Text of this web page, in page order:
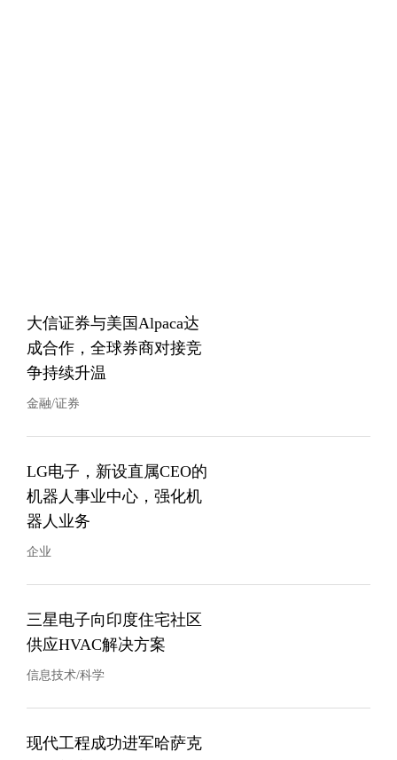
大信证券与美国Alpaca达
成合作，全球券商对接竞
争持续升温
金融/证券
LG电子，新设直属CEO的
机器人事业中心，强化机
器人业务
企业
三星电子向印度住宅社区
供应HVAC解决方案
信息技术/科学
现代工程成功进军哈萨克